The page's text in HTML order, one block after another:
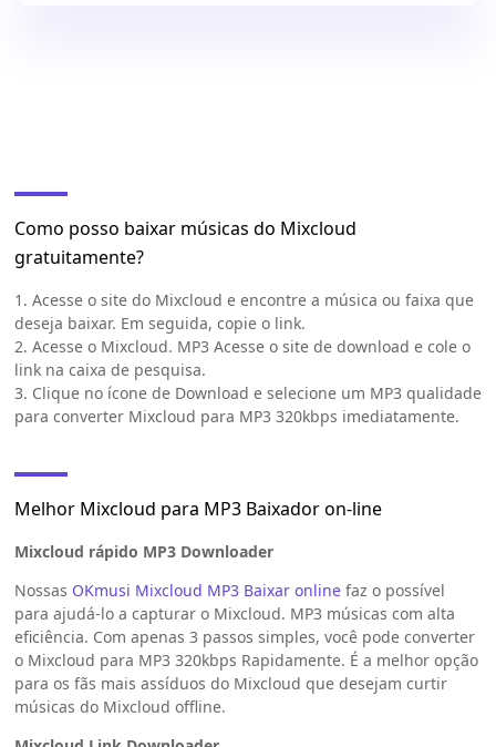
Como posso baixar músicas do Mixcloud
gratuitamente?
1. Acesse o site do Mixcloud e encontre a música ou faixa que
deseja baixar. Em seguida, copie o link.
2. Acesse o Mixcloud. MP3 Acesse o site de download e cole o
link na caixa de pesquisa.
3. Clique no ícone de Download e selecione um MP3 qualidade
para converter Mixcloud para MP3 320kbps imediatamente.
Melhor Mixcloud para MP3 Baixador on-line
Mixcloud rápido MP3 Downloader
Nossas OKmusi Mixcloud MP3 Baixar onlinefaz o possível
para ajudá-lo a capturar o Mixcloud. MP3 músicas com alta
eficiência. Com apenas 3 passos simples, você pode converter
o Mixcloud para MP3 320kbps Rapidamente. É a melhor opção
para os fãs mais assíduos do Mixcloud que desejam curtir
músicas do Mixcloud offline.